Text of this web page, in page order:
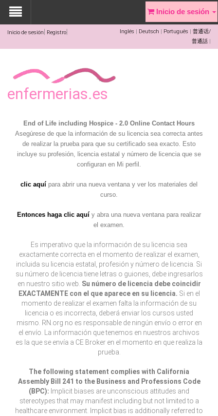
Inicio de sesión Registro Inglés Deutsch Português
普通话/
普通話
enfermerias.es
Inicio de sesión
End of Life including Hospice - 2.0 Online Contact Hours
Asegúrese de que la información de su licencia sea correcta antes
de realizar la prueba para que su certificado sea exacto. Esto
incluye su profesión, licencia estatal y número de licencia que se
configuran en Mi perfil.
clic aquí para abrir una nueva ventana y ver los materiales del
curso.
Entonces haga clic aquí y abra una nueva ventana para realizar
el examen.
Es imperativo que la información de su licencia sea
exactamente correcta en el momento de realizar el examen,
incluida su licencia estatal, profesión y número de licencia. Si
su número de licencia tiene letras o guiones, debe ingresarlos
en nuestro sitio web. Su número de licencia debe coincidir
EXACTAMENTE con el que aparece en su licencia. Si en el
momento de realizar el examen falta la información de su
licencia o es incorrecta, deberá enviar los cursos usted
mismo. RN.org no es responsable de ningún envío o error en
el envío. La información que tenemos en nuestros archivos
es la que se envía a CE Broker en el momento en que realiza la
prueba.
The following statement complies with California
Assembly Bill 241 to the Business and Professions Code
(BPC): Implicit biases are unconscious attitudes and
stereotypes that may manifest including but not limited to a
healthcare environment. Implicit bias is additionally referred to